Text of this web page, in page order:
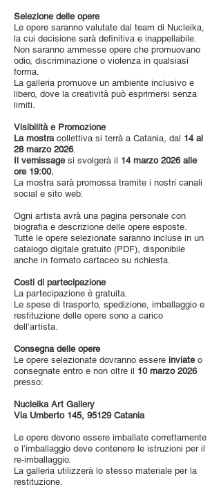
Selezione delle opere
Le opere saranno valutate dal team di Nucleika,
la cui decisione sarà definitiva e inappellabile.
Non saranno ammesse opere che promuovano
odio, discriminazione o violenza in qualsiasi
forma.
La galleria promuove un ambiente inclusivo e
libero, dove la creatività può esprimersi senza
limiti.
Visibilità e Promozione
La mostracollettiva si terrà a Catania, dal 14 al
28 marzo 2026.
Il vernissagesi svolgerà il 14 marzo 2026 alle
ore 19:00.
La mostra sarà promossa tramite i nostri canali
social e sito web.
Ogni artista avrà una pagina personale con
biografia e descrizione delle opere esposte.
Tutte le opere selezionate saranno incluse in un
catalogo digitale gratuito (PDF), disponibile
anche in formato cartaceo su richiesta.
Costi di partecipazione
La partecipazione è gratuita.
Le spese di trasporto, spedizione, imballaggio e
restituzione delle opere sono a carico
dell’artista.
Consegna delle opere
Le opere selezionate dovranno essere inviate o
consegnate entro e non oltre il 10 marzo 2026
presso:
Nucleika Art Gallery
Via Umberto 145, 95129 Catania
Le opere devono essere imballate correttamente
e l’imballaggio deve contenere le istruzioni per il
re-imballaggio.
La galleria utilizzerà lo stesso materiale per la
restituzione.